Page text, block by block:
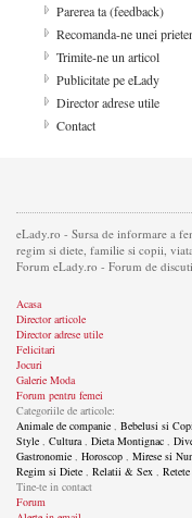
Parerea ta (feedback)
Recomanda-ne unei
Trimite-ne un articol
Publicitate pe eLady
Director adrese utile
Contact
eLady.ro - Sursa de informare a
regim si diete, familie si copii,
Forum eLady.ro - Forum de
Acasa
Director articole
Director adrese utile
Felicitari
Jocuri
Galerie Moda
Forum pentru femei
Categoriile de articole:
Animale de companie
Bebelusi si
Style
Cultura Dieta Montignac
Gastronomie
Horoscop Mirese si
Regim si Diete
Relatii & Sex
Tine-te in contact
Forum